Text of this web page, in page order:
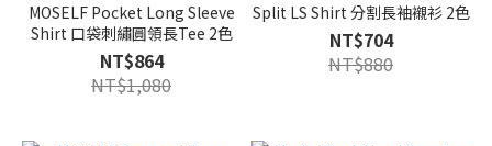
MOSELF Pocket Long Sleeve
Shirt 口袋刺繡圓領長Tee 2色
NT$864
NT$1,080
Split LS Shirt 分割長袖襯衫 2色
NT$704
NT$880